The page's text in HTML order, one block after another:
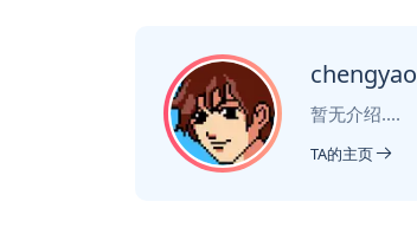
chengyao
暂无介绍....
TA的主页